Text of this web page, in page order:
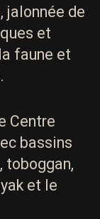
jalonnée de
et
faune et
Centre
bassins
toboggan,
et le